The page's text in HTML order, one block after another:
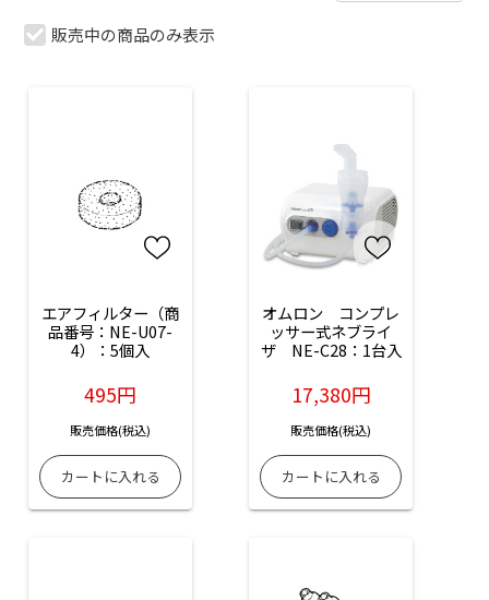
販売中の商品のみ表示
エアフィルター（商
品番号：NE-U07-
4）：5個入
495円
販売価格(税込)
オムロン　コンプレ
ッサー式ネブライ
ザ　NE-C28：1台入
17,380円
販売価格(税込)